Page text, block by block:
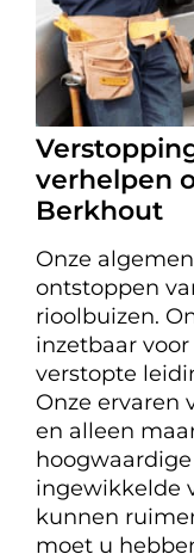
verhelpen
Berkhout
Onze
ontstoppen
rioolbuizen.
inzetbaar
verstopte
Onze ervaren
en alleen
ingewikkelde
kunnen
moet u